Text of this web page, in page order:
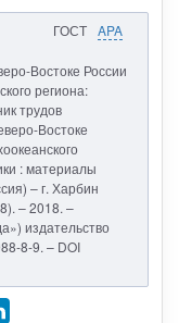
ГОСТ APA
Востоке России
региона:
трудов
Востоке
: материалы
– г. Харбин
– 2018. –
издательство
8-9. – DOI